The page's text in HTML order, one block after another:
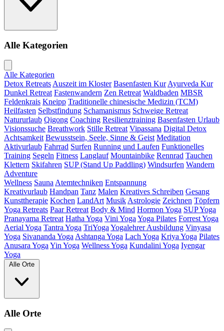
Alle Kategorien
Alle Kategorien
Detox Retreats Auszeit im Kloster Basenfasten Kur Ayurveda Kur
Dunkel Retreat Fastenwandern Zen Retreat Waldbaden MBSR
Feldenkrais Kneipp Traditionelle chinesische Medizin (TCM)
Heilfasten Selbstfindung Schamanismus Schweige Retreat
Natururlaub Qigong Coaching Resilienztraining Basenfasten Urlaub
Visionssuche Breathwork Stille Retreat Vipassana Digital Detox
Achtsamkeit Bewusstsein, Seele, Sinne & Geist Meditation
Aktivurlaub Fahrrad Surfen Running und Laufen Funktionelles
Training Segeln Fitness Langlauf Mountainbike Rennrad Tauchen
Klettern Skifahren SUP (Stand Up Paddling) Windsurfen Wandern
Adventure
Wellness Sauna Atemtechniken Entspannung
Kreativurlaub Handpan Tanz Malen Kreatives Schreiben Gesang
Kunsttherapie Kochen LandArt Musik Astrologie Zeichnen Töpfern
Yoga Retreats Paar Retreat Body & Mind Hormon Yoga SUP Yoga
Pranayama Retreat Hatha Yoga Vini Yoga Yoga Pilates Forrest Yoga
Aerial Yoga Tantra Yoga TriYoga Yogalehrer Ausbildung Vinyasa
Yoga Sivananda Yoga Ashtanga Yoga Lach Yoga Kriya Yoga Pilates
Anusara Yoga Yin Yoga Wellness Yoga Kundalini Yoga Iyengar
Yoga
Alle Orte
Alle Orte